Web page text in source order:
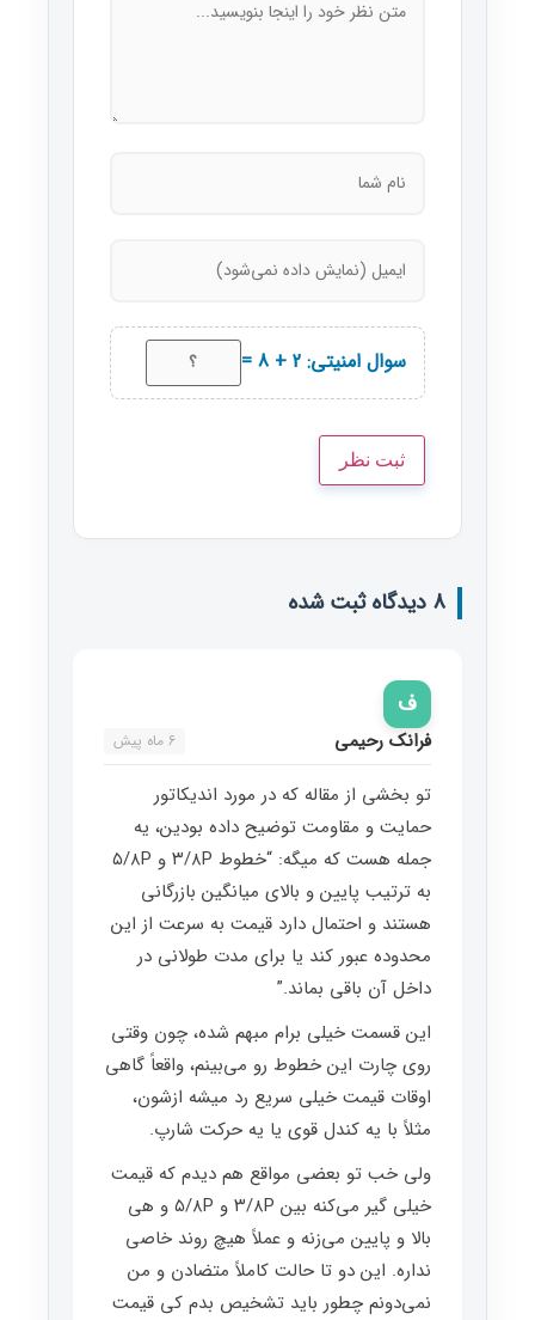
سوال امنیتی: 2 + 8 =
8 دیدگاه ثبت شده
ف
فرانک رحیمی 6 ماه پیش
تو بخشی از مقاله که در مورد اندیکاتور
حمایت و مقاومت توضیح داده بودین، یه
جمله هست که میگه: “خطوط ۳/۸P و ۵/۸P
به ترتیب پایین و بالای میانگین بازرگانی
هستند و احتمال دارد قیمت به سرعت از این
محدوده عبور کند یا برای مدت طولانی در
داخل آن باقی بماند.”
این قسمت خیلی برام مبهم شده، چون وقتی
روی چارت این خطوط رو می‌بینم، واقعاً گاهی
اوقات قیمت خیلی سریع رد میشه ازشون،
مثلاً با یه کندل قوی یا یه حرکت شارپ.
ولی خب تو بعضی مواقع هم دیدم که قیمت
خیلی گیر می‌کنه بین ۳/۸P و ۵/۸P و هی
بالا و پایین می‌زنه و عملاً هیچ روند خاصی
نداره. این دو تا حالت کاملاً متضادن و من
نمی‌دونم چطور باید تشخیص بدم کی قیمت